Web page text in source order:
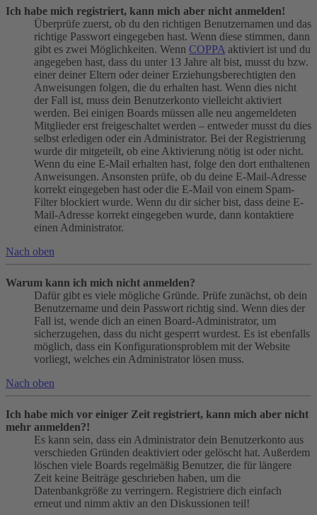
Ich habe mich registriert, kann mich aber nicht anmelden!
Überprüfe zuerst, ob du den richtigen Benutzernamen und das
richtige Passwort eingegeben hast. Wenn diese stimmen, dann
gibt es zwei Möglichkeiten. Wenn COPPA aktiviert ist und du
angegeben hast, dass du unter 13 Jahre alt bist, musst du bzw.
einer deiner Eltern oder deiner Erziehungsberechtigten den
Anweisungen folgen, die du erhalten hast. Wenn dies nicht
der Fall ist, muss dein Benutzerkonto vielleicht aktiviert
werden. Bei einigen Boards müssen alle neu angemeldeten
Mitglieder erst freigeschaltet werden – entweder musst du dies
selbst erledigen oder ein Administrator. Bei der Registrierung
wurde dir mitgeteilt, ob eine Aktivierung nötig ist oder nicht.
Wenn du eine E-Mail erhalten hast, folge den dort enthaltenen
Anweisungen. Ansonsten prüfe, ob du deine E-Mail-Adresse
korrekt eingegeben hast oder die E-Mail von einem Spam-
Filter blockiert wurde. Wenn du dir sicher bist, dass deine E-
Mail-Adresse korrekt eingegeben wurde, dann kontaktiere
einen Administrator.
Nach oben
Warum kann ich mich nicht anmelden?
Dafür gibt es viele mögliche Gründe. Prüfe zunächst, ob dein
Benutzername und dein Passwort richtig sind. Wenn dies der
Fall ist, wende dich an einen Board-Administrator, um
sicherzugehen, dass du nicht gesperrt wurdest. Es ist ebenfalls
möglich, dass ein Konfigurationsproblem mit der Website
vorliegt, welches ein Administrator lösen muss.
Nach oben
Ich habe mich vor einiger Zeit registriert, kann mich aber nicht
mehr anmelden?!
Es kann sein, dass ein Administrator dein Benutzerkonto aus
verschieden Gründen deaktiviert oder gelöscht hat. Außerdem
löschen viele Boards regelmäßig Benutzer, die für längere
Zeit keine Beiträge geschrieben haben, um die
Datenbankgröße zu verringern. Registriere dich einfach
erneut und nimm aktiv an den Diskussionen teil!